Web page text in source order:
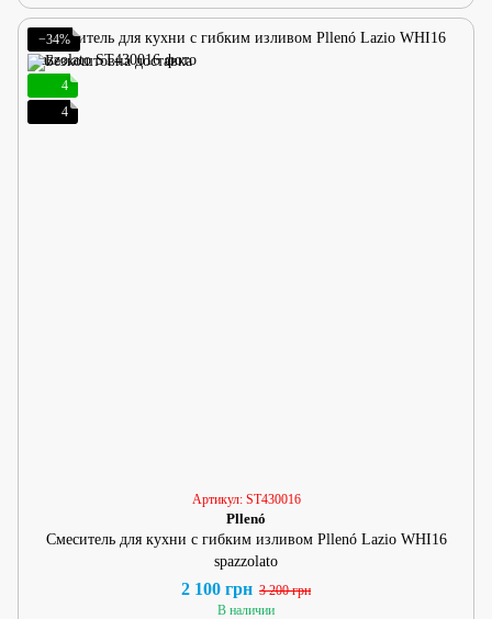
−34%
4
4
Артикул: ST430016
Pllenó
Смеситель для кухни с гибким изливом Pllenó Lazio WHI16
spazzolato
2 100 грн 3 200 грн
В наличии